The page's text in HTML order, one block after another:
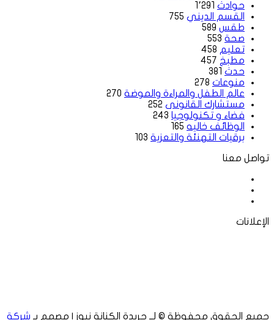
حوادث 1٬291
القسم الديني 755
طقس 589
صحة 553
تعليم 458
مطبخ 457
حدث 381
منوعات 278
عالم الطفل والمراءة والموضة 270
مستشارك القانونى 252
فضاء و تكنولوجيا 243
الوظائف خاليه 165
برقيات التهنئة والتعزية 103
تواصل معنا
الإعلانات
جميع الحقوق محفوظة © لــ جريدة الكنانة نيوز | مصمم بـ شركة